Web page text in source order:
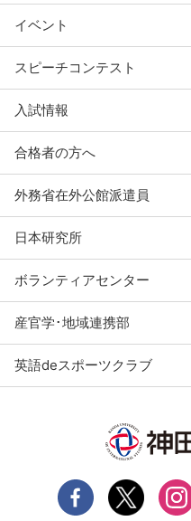
イベント
スピーチコンテスト
入試情報
合格者の方へ
外務省在外公館派遣員
日本研究所
ボランティアセンター
産官学･地域連携部
英語deスポーツクラブ